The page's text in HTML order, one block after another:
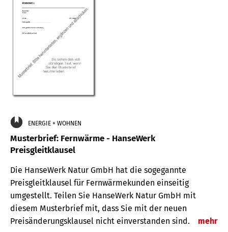
ENERGIE + WOHNEN
Musterbrief: Fernwärme - HanseWerk
Preisgleitklausel
Die HanseWerk Natur GmbH hat die sogegannte
Preisgleitklausel für Fernwärmekunden einseitig
umgestellt. Teilen Sie HanseWerk Natur GmbH mit
diesem Musterbrief mit, dass Sie mit der neuen
Preisänderungsklausel nicht einverstanden sind.
mehr